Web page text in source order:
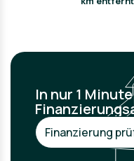
In nur 1
Finanzierung